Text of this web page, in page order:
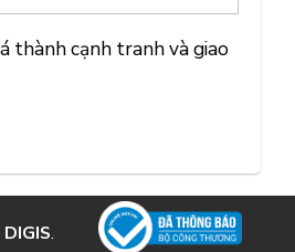
thành cạnh tranh và giao
DIGIS.